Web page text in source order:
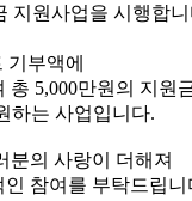
지원사업을 시행합니
부액에
5,000만원의 지원
하는 사업입니다.
분의 사랑이 더해져
참여를 부탁드립니